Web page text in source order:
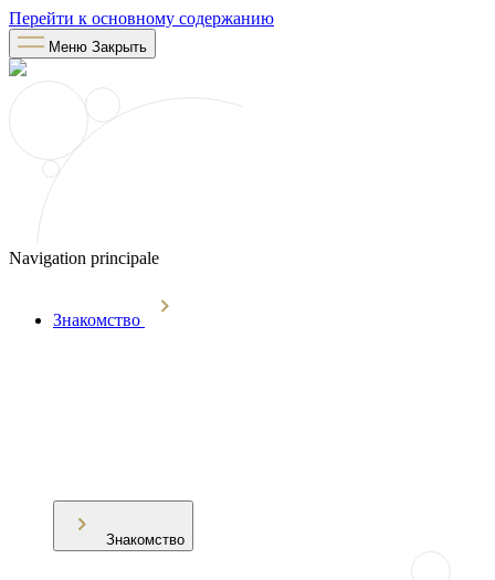
Перейти к основному содержанию
Меню Закрыть
Navigation principale
Знакомство
Знакомство